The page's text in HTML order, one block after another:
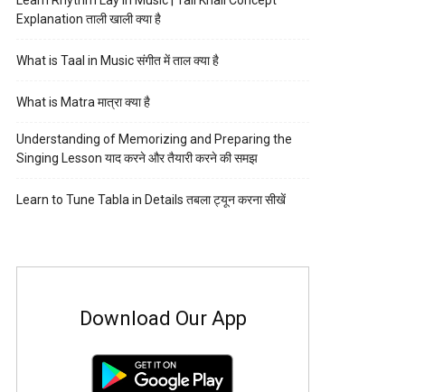
Explanation ताली खाली क्या है
What is Taal in Music संगीत में ताल क्या है
What is Matra मात्रा क्या है
Understanding of Memorizing and Preparing the
Singing Lesson याद करने और तैयारी करने की समझ
Learn to Tune Tabla in Details तबला ट्यून करना सीखें
Download Our App